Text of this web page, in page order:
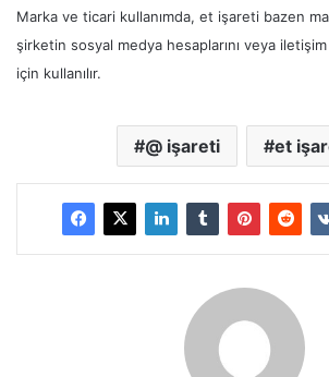
Marka ve ticari kullanımda, et işareti bazen
şirketin sosyal medya hesaplarını veya
için kullanılır.
@ işareti et